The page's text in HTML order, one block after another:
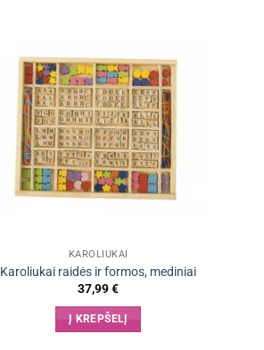
KAROLIUKAI
Karoliukai raidės ir formos, mediniai
37,99€
Į KREPŠELĮ